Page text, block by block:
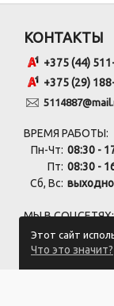
Этот сайт
Что это значит?
КОНТАКТЫ
+375 (44)
+375 (29)
ВРЕМЯ РАБОТЫ:
Пн-Чт: 08:30 -
Пт: 08:30 -
Сб, Вс:
МЫ В СОЦСЕТЯХ: